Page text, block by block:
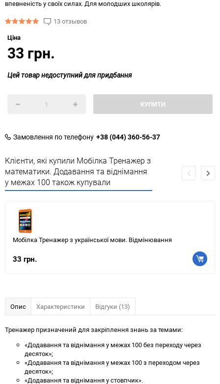
впевненість у своїх силах. Для молодших школярів.
13 отзывов
Ціна
33 грн.
Цей товар недоступний для придбання
КУПИТИ
Замовлення по телефону +38 (044) 360-56-37
Клієнти, які купили Мобілка Тренажер з
математики. Додавання та вiднiмання
у межах 100 також купували
Мобілка Тренажер з української мови. Вiдмiнювання
33 грн.
Опис Характеристики Відгуки (13)
Тренажер призначений для закріплення знань за темами:
«Додавання та віднімання у межах 100 без переходу через
десяток»;
«Додавання та віднімання у межах 100 з переходом через
десяток»;
«Додавання та віднімання у стовпчик».